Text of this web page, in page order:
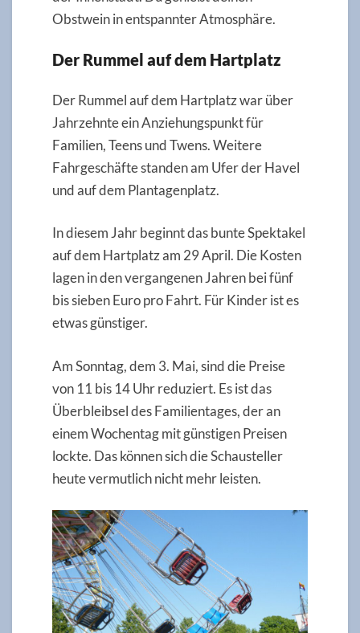
Obstwein in entspannter Atmosphäre.
Der Rummel auf dem Hartplatz
Der Rummel auf dem Hartplatz war über
Jahrzehnte ein Anziehungspunkt für
Familien, Teens und Twens. Weitere
Fahrgeschäfte standen am Ufer der Havel
und auf dem Plantagenplatz.
In diesem Jahr beginnt das bunte Spektakel
auf dem Hartplatz am 29 April. Die Kosten
lagen in den vergangenen Jahren bei fünf
bis sieben Euro pro Fahrt. Für Kinder ist es
etwas günstiger.
Am Sonntag, dem 3. Mai, sind die Preise
von 11 bis 14 Uhr reduziert. Es ist das
Überbleibsel des Familientages, der an
einem Wochentag mit günstigen Preisen
lockte. Das können sich die Schausteller
heute vermutlich nicht mehr leisten.